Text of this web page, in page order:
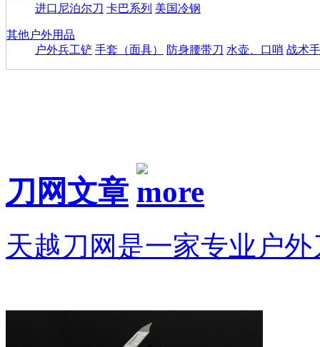
进口尼泊尔刀 卡巴系列 美国冷钢
其他户外用品
户外兵工铲 手套（面具） 防身腰带刀 水壶、口哨 战术
刀网文章
天越刀网是一家专业户